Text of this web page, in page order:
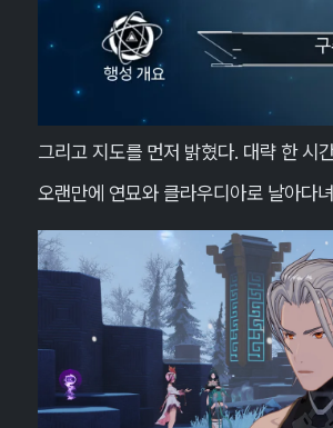
그리고 지도를 먼저 밝혔다. 대략 한 시
오랜만에 연묘와 클라우디아로 날아다